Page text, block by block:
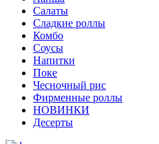
Салаты
Сладкие роллы
Комбо
Соусы
Напитки
Поке
Чесночный рис
Фирменные роллы
НОВИНКИ
Десерты